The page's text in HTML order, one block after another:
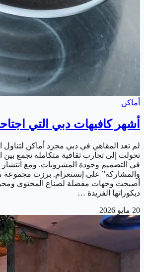
أماكن
أشهر كافيهات دبي التي
لم تعد المقاهي في دبي مجرد أماكن
تحولت إلى تجارب ثقافية متكاملة تجمع بين
في التصميم وجودة المشروبات. ومع انتشار
والمشاركة” على إنستغرام. برزت مجموعة
أصبحت وجهات مفضلة لصناع المحتوى
ديكوراتها الفريدة …
20 مايو 2026